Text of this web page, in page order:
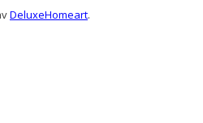
DeluxeHomeart.